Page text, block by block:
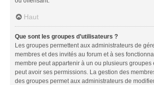
Haut
Que sont les groupes d’utilisateurs ?
Les groupes permettent aux administrateurs de
membres et des invités au forum et à ses
membre peut appartenir à un ou plusieurs groupes
peut avoir ses permissions. La gestion des
des groupes permet aux administrateurs de